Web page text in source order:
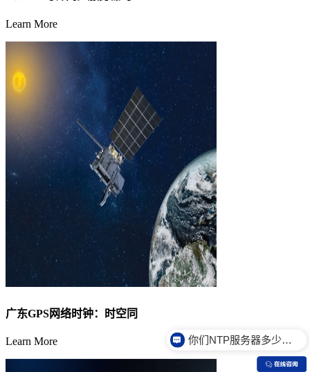
Learn More
广东GPS网络时钟：时空同
Learn More 你们NTP服务器是什么价格？